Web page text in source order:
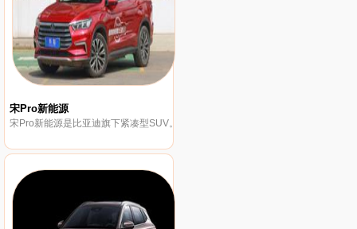
宋Pro新能源
宋Pro新能源是比亚迪旗下紧凑型SUV。